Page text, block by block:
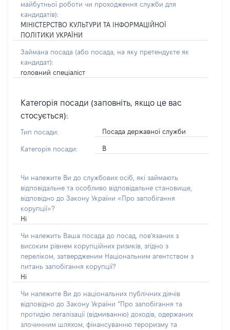
майбутньої роботи чи проходження служби для
кандидатів):
МІНІСТЕРСТВО КУЛЬТУРИ ТА ІНФОРМАЦІЙНОЇ
ПОЛІТИКИ УКРАЇНИ
Займана посада (або посада, на яку претендуєте як
кандидат):
головний спеціаліст
Категорія посади (заповніть, якщо це вас
стосується):
Тип посади: Посада державної служби
Категорія посади: В
Чи належите Ви до службових осіб, які займають
відповідальне та особливо відповідальне становище,
відповідно до Закону України «Про запобігання
корупції»?
Ні
Чи належить Ваша посада до посад, пов'язаних з
високим рівнем корупційних ризиків, згідно з
переліком, затвердженим Національним агентством з
питань запобігання корупції?
Ні
Чи належите Ви до національних публічних діячів
відповідно до Закону України “Про запобігання та
протидію легалізації (відмиванню) доходів, одержаних
злочинним шляхом, фінансуванню тероризму та